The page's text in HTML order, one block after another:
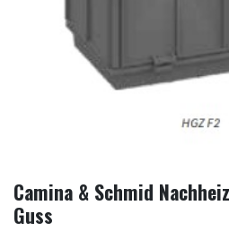
Camina & Schmid
Guss